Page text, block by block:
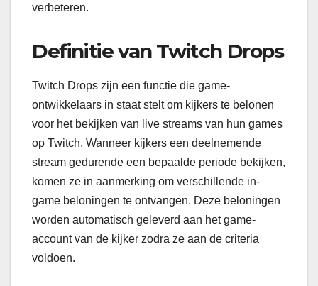
verbeteren.
Definitie van Twitch Drops
Twitch Drops zijn een functie die game-
ontwikkelaars in staat stelt om kijkers te belonen
voor het bekijken van live streams van hun games
op Twitch. Wanneer kijkers een deelnemende
stream gedurende een bepaalde periode bekijken,
komen ze in aanmerking om verschillende in-
game beloningen te ontvangen. Deze beloningen
worden automatisch geleverd aan het game-
account van de kijker zodra ze aan de criteria
voldoen.